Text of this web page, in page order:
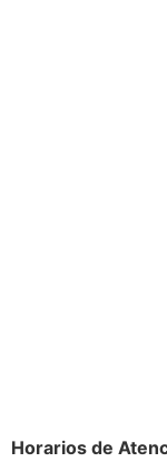
Horarios de